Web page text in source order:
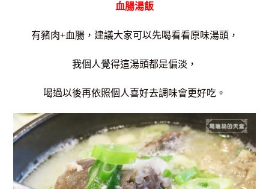
血腸湯飯
有豬肉+血腸，建議大家可以先喝看看原味湯頭，
我個人覺得這湯頭都是偏淡，
喝過以後再依照個人喜好去調味會更好吃。